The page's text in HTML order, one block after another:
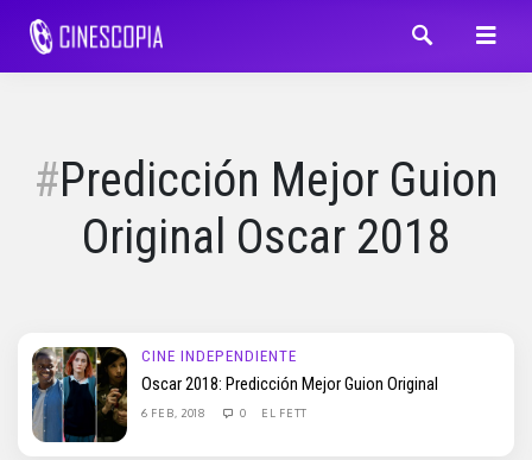
Predicción Mejor Guion
Original Oscar 2018
CINE INDEPENDIENTE
Oscar 2018: Predicción Mejor Guion Original
6 FEB, 2018 0 EL FETT